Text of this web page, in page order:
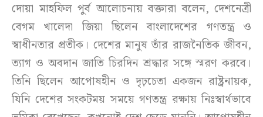
দোয়া মাহফিল পুর্ব আলোচনায় বক্তারা বলেন, দেশনেত্রী
বেগম খালেদা জিয়া ছিলেন বাংলাদেশের গণতন্ত্র ও
স্বাধীনতার প্রতীক। দেশের মানুষ তাঁর রাজনৈতিক জীবন,
ত্যাগ ও অবদান জাতি চিরদিন শ্রদ্ধার সঙ্গে স্মরণ করবে।
তিনি ছিলেন আপোষহীন ও দৃঢ়চেতা একজন রাষ্ট্রনায়ক,
যিনি দেশের সংকটময় সময়ে গণতন্ত্র রক্ষায় নিঃস্বার্থভাবে